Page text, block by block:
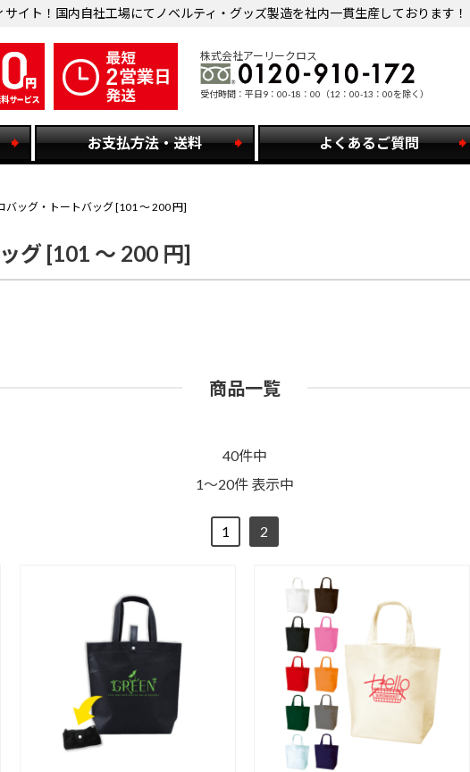
イト！国内自社工場にてノベルティ・グッズ製造を社内一貫生産しております！
株式会社アーリークロス
受付時間：平日9：00-18：00（12：00-13：00を除く）
お支払方法・送料 よくあるご質問
ポリエステルバ
ッグ
デニムバッグ
クリアバッグ
巾着ポーチ
バッグ・トートバッグ [101 ～ 200 円]
グ [101 ～ 200 円]
商品一覧
40件中
1～20件 表示中
1 2